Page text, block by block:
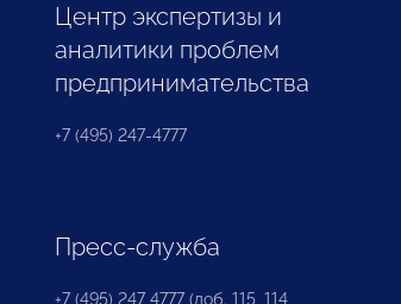
Центр экспертизы и
аналитики проблем
предпринимательства
+7 (495) 247-4777
Пресс-служба
+7 (495) 247 4777 (доб. 115, 114,